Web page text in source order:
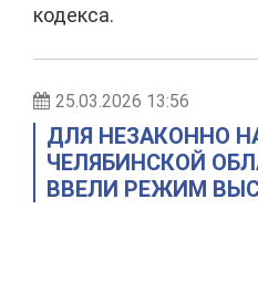
кодекса.
25.03.2026 13:56
ДЛЯ НЕЗАКОННО
ЧЕЛЯБИНСКОЙ
ВВЕЛИ РЕЖИМ